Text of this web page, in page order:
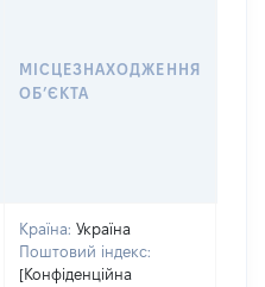
МІСЦЕЗНАХОДЖЕННЯ
ОБʼЄКТА
Країна: Україна
Поштовий індекс:
[Конфіденційна